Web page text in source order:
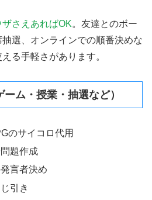
ザさえあればOK。友達とのボー
選、オンラインでの順番決めな
る手軽さがあります。
ム・授業・抽選など）
のサイコロ代用
題作成
言者決め
引き